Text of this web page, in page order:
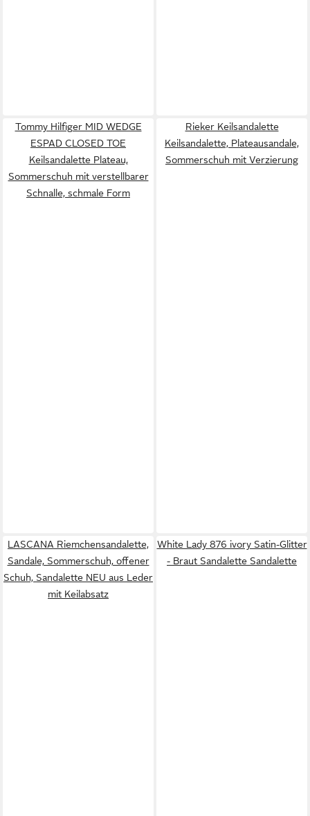
Tommy Hilfiger MID WEDGE
ESPAD CLOSED TOE
Keilsandalette Plateau,
Sommerschuh mit verstellbarer
Schnalle, schmale Form
Rieker Keilsandalette
Keilsandalette, Plateausandale,
Sommerschuh mit Verzierung
LASCANA Riemchensandalette,
Sandale, Sommerschuh, offener
Schuh, Sandalette NEU aus Leder
mit Keilabsatz
White Lady 876 ivory Satin-Glitter
- Braut Sandalette Sandalette